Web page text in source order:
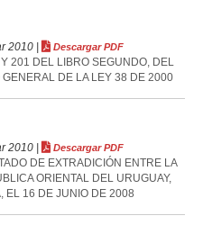
2010 | Descargar PDF
201 DEL LIBRO SEGUNDO, DEL
DE LA LEY 38 DE 2000
2010 | Descargar PDF
DE EXTRADICIÓN ENTRE LA
ORIENTAL DEL URUGUAY,
EL 16 DE JUNIO DE 2008